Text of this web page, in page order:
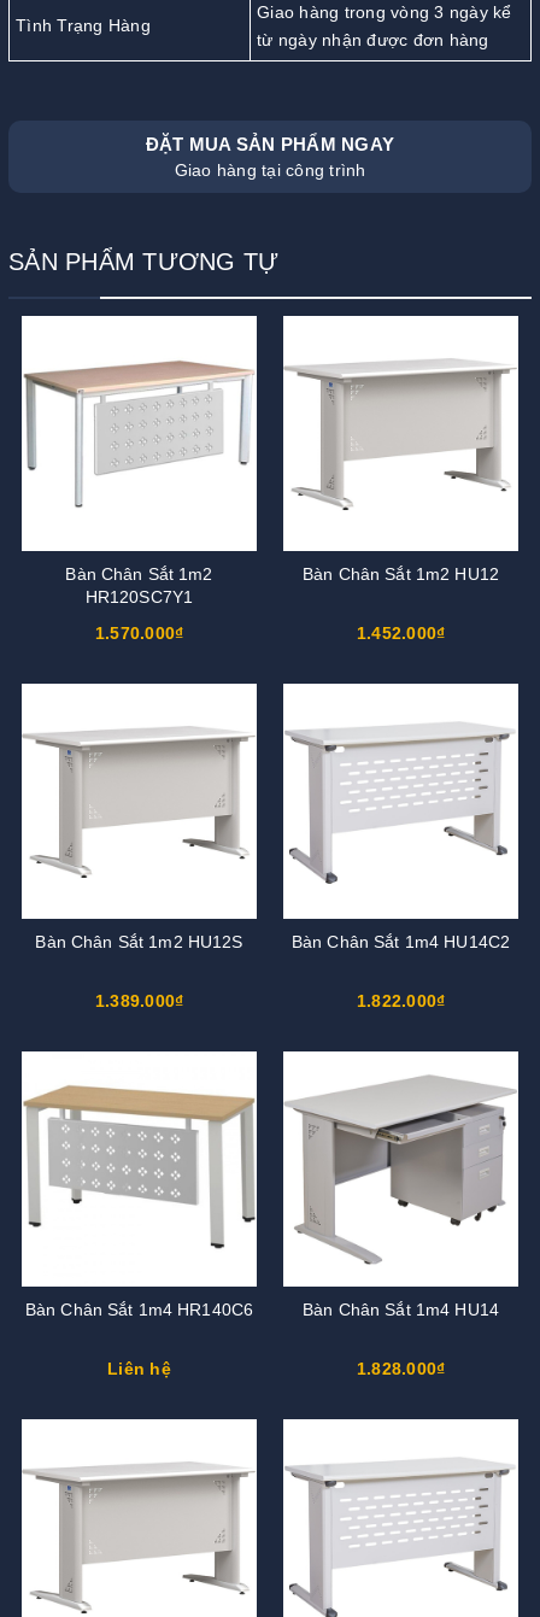
Tình Trạng Hàng
Giao hàng trong vòng 3 ngày kể
từ ngày nhận được đơn hàng
ĐẶT MUA SẢN PHẨM NGAY
Giao hàng tại công trình
SẢN PHẨM TƯƠNG TỰ
Bàn Chân Sắt 1m2
HR120SC7Y1
1.570.000₫
Bàn Chân Sắt 1m2 HU12
1.452.000₫
Bàn Chân Sắt 1m2 HU12S
1.389.000₫
Bàn Chân Sắt 1m4 HU14C2
1.822.000₫
Bàn Chân Sắt 1m4 HR140C6
Liên hệ
Bàn Chân Sắt 1m4 HU14
1.828.000₫